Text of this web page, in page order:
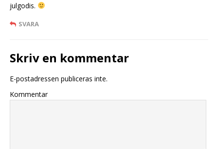
julgodis.
SVARA
Skriv en kommentar
E-postadressen publiceras inte.
Kommentar